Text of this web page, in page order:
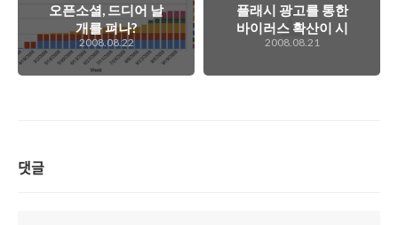
오픈소셜, 드디어 날
개를 펴나?
2008.08.22
플래시 광고를 통한
바이러스 확산이 시
작되었다!
2008.08.21
댓글